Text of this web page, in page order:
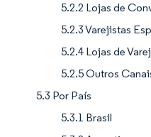
5.2.2 Lojas de
5.2.3 Varejistas
5.2.4 Lojas de
5.2.5 Outros
5.3 Por País
5.3.1 Brasil